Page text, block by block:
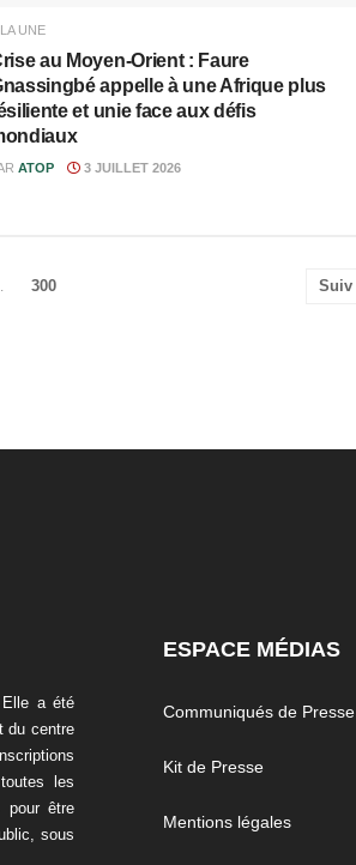
UNE
au Moyen-Orient : Faure
appelle à une Afrique plus
et unie face aux défis
ATOP 3 JUILLET 2026
300 Suiv
Elle a été
du centre
les
pour être
sous
ESPACE MÉDIAS
Communiqués de Presse
Kit de Presse
Mentions légales